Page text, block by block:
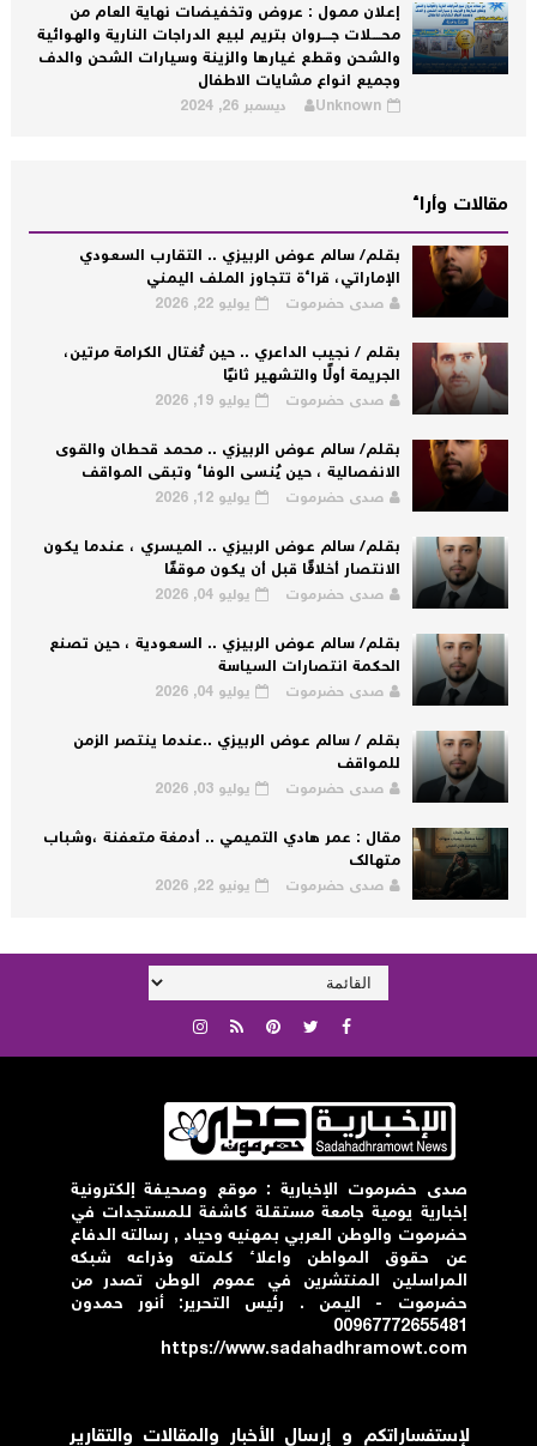
إعلان ممول : عروض وتخفيضات نهاية العام من
محــــلات جــــروان بتريم لبيع الدراجات النارية والهوائية
والشحن وقطع غيارها والزينة وسيارات الشحن والدف
وجميع انواع مشايات الاطفال
Unknown ديسمبر 26, 2024
مقالات وأراء
بقلم/ سالم عوض الربيزي .. التقارب السعودي
الإماراتي، قراءة تتجاوز الملف اليمني
صدى حضرموت يوليو 22, 2026
بقلم / نجيب الداعري .. حين تُغتال الكرامة مرتين،
الجريمة أولًا والتشهير ثانيًا
صدى حضرموت يوليو 19, 2026
بقلم/ سالم عوض الربيزي .. محمد قحطان والقوى
الانفصالية ، حين يُنسى الوفاء وتبقى المواقف
صدى حضرموت يوليو 12, 2026
بقلم/ سالم عوض الربيزي .. الميسري ، عندما يكون
الانتصار أخلاقًا قبل أن يكون موقفًا
صدى حضرموت يوليو 04, 2026
بقلم/ سالم عوض الربيزي .. السعودية ، حين تصنع
الحكمة انتصارات السياسة
صدى حضرموت يوليو 04, 2026
بقلم / سالم عوض الربيزي ..عندما ينتصر الزمن
للمواقف
صدى حضرموت يوليو 03, 2026
مقال : عمر هادي التميمي .. أدمغة متعفنة ،وشباب
متهالك
صدى حضرموت يونيو 22, 2026
صدى حضرموت الإخبارية : موقع وصحيفة إلكترونية
إخبارية يومية جامعة مستقلة كاشفة للمستجدات في
حضرموت والوطن العربي بمهنيه وحياد , رسالته الدفاع
عن حقوق المواطن واعلاء كلمته وذراعه شبكه
المراسلين المنتشرين في عموم الوطن تصدر من
حضرموت - اليمن . رئيس التحرير: أنور حمدون
00967772655481
https://www.sadahadhramowt.com
لإستفساراتكم و إرسال الأخبار والمقالات والتقارير